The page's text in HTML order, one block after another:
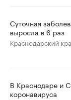
Суточная
выросла в 6 раз
Краснодарский
В Краснодаре и
коронавируса